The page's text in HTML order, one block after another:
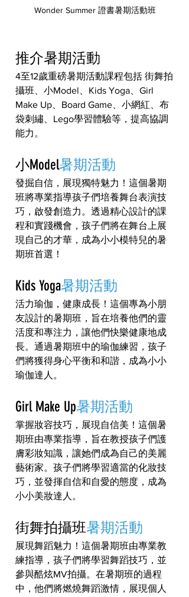
Wonder Summer 證書暑期活動班
推介暑期活動
4至12歲重磅暑期活動課程包括 街舞拍
攝班、小Model、Kids Yoga、Girl
Make Up、Board Game、小網紅、布
袋刺繡、Lego學習體驗等，提高協調
能力。
小Model暑期活動
發掘自信，展現獨特魅力！這個暑期
班將專業指導孩子們培養舞台表演技
巧，啟發創造力。透過精心設計的課
程和實踐機會，孩子們將在舞台上展
現自己的才華，成為小小模特兒的暑
期班首選！
Kids Yoga暑期活動
活力瑜伽，健康成長！這個專為小朋
友設計的暑期班，旨在培養他們的靈
活度和專注力，讓他們快樂健康地成
長。通過暑期班中的瑜伽練習，孩子
們將獲得身心平衡和和諧，成為小小
瑜伽達人。
Girl Make Up暑期活動
掌握妝容技巧，展現自信美！這個暑
期班由專業指導，旨在教授孩子們護
膚彩妝知識，讓她們成為自己的美麗
藝術家。孩子們將學習適當的化妝技
巧，並發揮自信和自愛的態度，成為
小小美妝達人。
街舞拍攝班暑期活動
展現舞蹈魅力！這個暑期班由專業教
練指導，孩子們將學習舞蹈技巧，並
參與酷炫MV拍攝。在暑期班的過程
中，他們將燃燒舞蹈激情，展現個人